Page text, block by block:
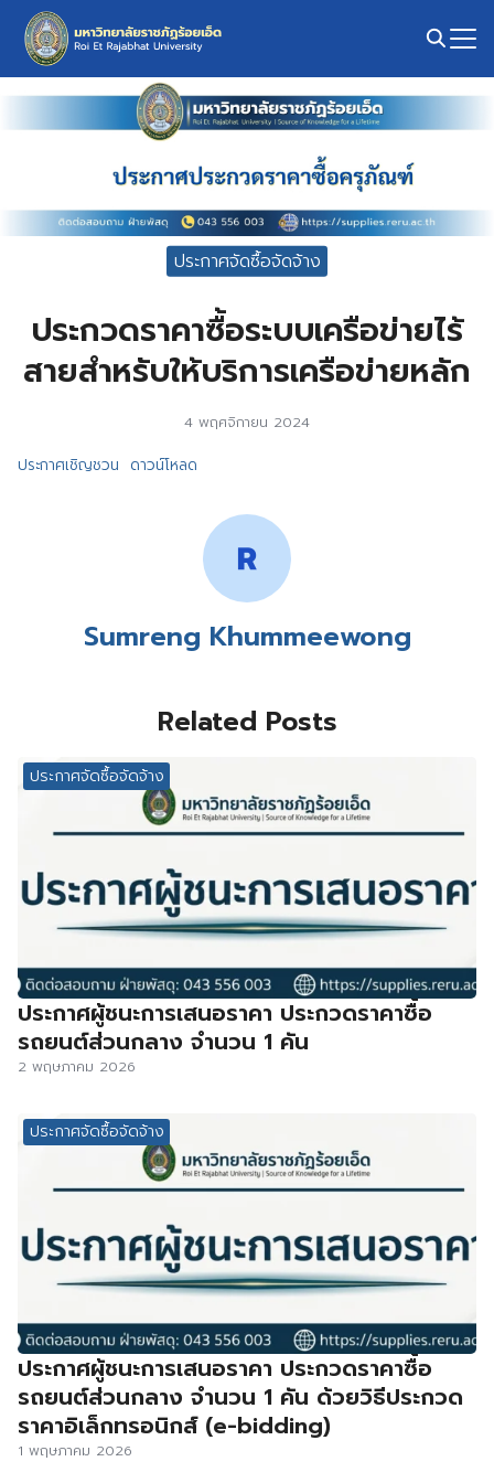
Skip
content
ประกาศจัดซื้อจัดจ้าง
ประกวดราคาซื้อระบบเครือข่ายไร้
สายสำหรับให้บริการเครือข่ายหลัก
4 พฤศจิกายน 2024
ประกาศเชิญชวน ดาวน์โหลด
Sumreng Khummeewong
Related Posts
ประกาศจัดซื้อจัดจ้าง
ประกาศผู้ชนะการเสนอราคา ประกวดราคาซื้อ
รถยนต์ส่วนกลาง จำนวน 1 คัน
2 พฤษภาคม 2026
ประกาศจัดซื้อจัดจ้าง
ประกาศผู้ชนะการเสนอราคา ประกวดราคาซื้อ
รถยนต์ส่วนกลาง จำนวน 1 คัน ด้วยวิธีประกวด
ราคาอิเล็กทรอนิกส์ (e-bidding)
1 พฤษภาคม 2026